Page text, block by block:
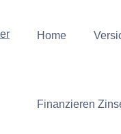
Home
Finanzieren